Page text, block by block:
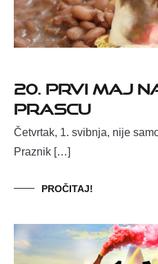
20. Prvi maj
prascu
Četvrtak, 1. svibnja, nije
Praznik […]
PROČITAJ!